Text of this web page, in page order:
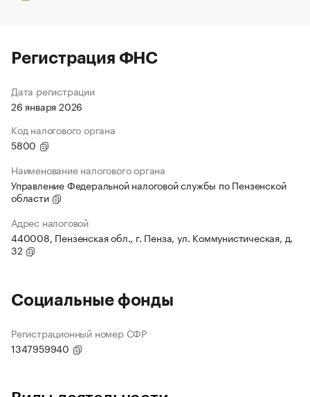
Регистрация ФНС
Дата регистрации
26 января 2026
Код налогового органа
5800
Наименование налогового органа
Управление Федеральной налоговой службы по Пензенской
области
Адрес налоговой
440008, Пензенская обл., г. Пенза, ул. Коммунистическая, д.
32
Социальные фонды
Регистрационный номер СФР
1347959940